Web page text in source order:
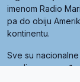
imenom Radio
pa do obiju
kontinentu.
Sve su
zemljama, a